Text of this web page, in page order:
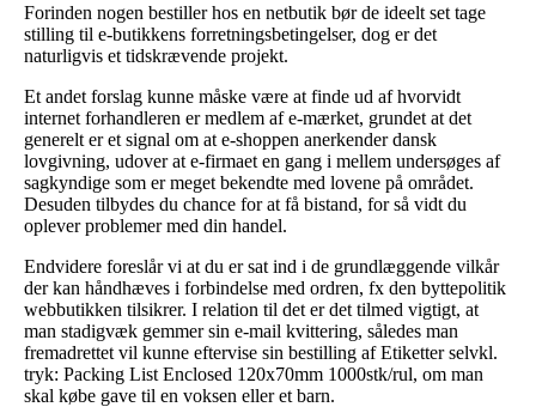
Forinden nogen bestiller hos en netbutik bør de ideelt set tage
stilling til e-butikkens forretningsbetingelser, dog er det
naturligvis et tidskrævende projekt.
Et andet forslag kunne måske være at finde ud af hvorvidt
internet forhandleren er medlem af e-mærket, grundet at det
generelt er et signal om at e-shoppen anerkender dansk
lovgivning, udover at e-firmaet en gang i mellem undersøges af
sagkyndige som er meget bekendte med lovene på området.
Desuden tilbydes du chance for at få bistand, for så vidt du
oplever problemer med din handel.
Endvidere foreslår vi at du er sat ind i de grundlæggende vilkår
der kan håndhæves i forbindelse med ordren, fx den byttepolitik
webbutikken tilsikrer. I relation til det er det tilmed vigtigt, at
man stadigvæk gemmer sin e-mail kvittering, således man
fremadrettet vil kunne eftervise sin bestilling af Etiketter selvkl.
tryk: Packing List Enclosed 120x70mm 1000stk/rul, om man
skal købe gave til en voksen eller et barn.